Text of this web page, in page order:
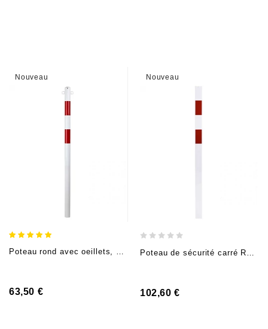
Nouveau
Poteau rond avec oeillets, acier Rouge/blanc (H 140cm, Ø6cm), à sceller
63,50 €
Nouveau
102,60 €